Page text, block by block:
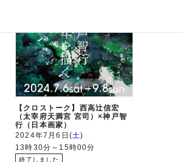
【クロストーク】西高辻信宏
（太宰府天満宮 宮司）×神戸智
行（日本画家）
2024年7月6日
土
13時30分～15時00分